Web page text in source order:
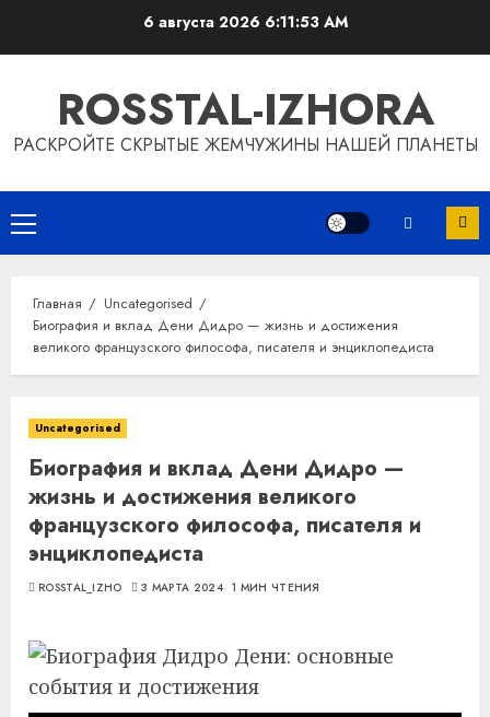
6 августа 2026 6:11:54 AM
ROSSTAL-IZHORA
РАСКРОЙТЕ СКРЫТЫЕ ЖЕМЧУЖИНЫ НАШЕЙ ПЛАНЕТЫ
Основное
меню
Главная
Uncategorised
Биография и вклад Дени Дидро — жизнь и достижения
великого французского философа, писателя и энциклопедиста
Uncategorised
Биография и вклад Дени Дидро —
жизнь и достижения великого
французского философа, писателя и
энциклопедиста
ROSSTAL_IZHO 3 МАРТА 2024 1 МИН ЧТЕНИЯ